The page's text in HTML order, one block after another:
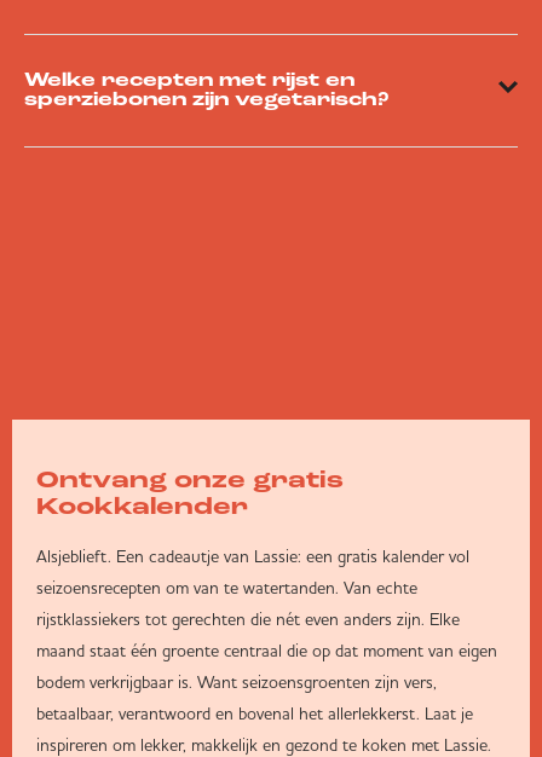
Welke recepten met rijst en
sperziebonen zijn vegetarisch?
Ontvang onze gratis
Kookkalender
Alsjeblieft. Een cadeautje van Lassie: een gratis kalender vol
seizoensrecepten om van te watertanden. Van echte
rijstklassiekers tot gerechten die nét even anders zijn. Elke
maand staat één groente centraal die op dat moment van eigen
bodem verkrijgbaar is. Want seizoensgroenten zijn vers,
betaalbaar, verantwoord en bovenal het allerlekkerst. Laat je
inspireren om lekker, makkelijk en gezond te koken met Lassie.